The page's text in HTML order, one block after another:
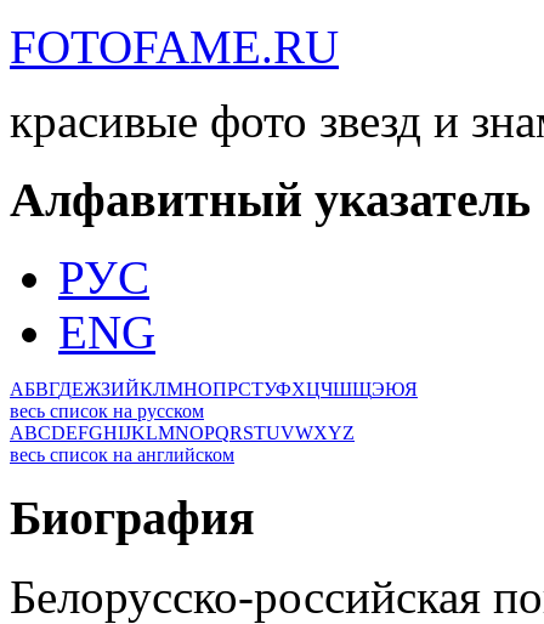
FOTOFAME.RU
красивые фото звезд и
Алфавитный указатель
РУС
ENG
АБВГДЕЖЗИЙКЛМНОПРСТУФХЦЧШЩЭЮЯ
весь список на русском
ABCDEFGHIJKLMNOPQRSTUVWXYZ
весь список на английском
Биография
Белорусско-российская